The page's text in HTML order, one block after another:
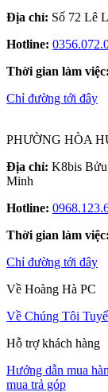
Địa chỉ: Số 72 Lê
Hotline:
Thời gian làm việc:
Chỉ đường tới đây
PHƯỜNG HÒA
Địa chỉ: K8bis
Minh
Hotline:
Thời gian làm việc:
Chỉ đường tới đây
Về Hoàng Hà PC
Về Chúng Tôi
Hỗ trợ khách hàng
Hướng dẫn mua
mua trả góp